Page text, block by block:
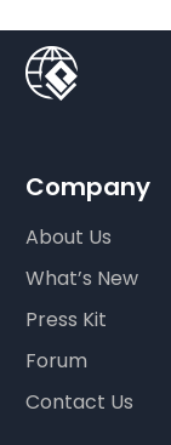
Company
About Us
What’s New
Press Kit
Forum
Contact Us